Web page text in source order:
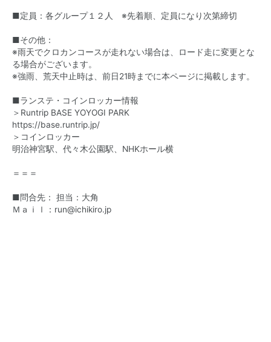
■定員：各グループ１２人 ※先着順、定員になり次第締切
■その他：
※雨天でクロカンコースが走れない場合は、ロード走に変更とな
る場合がございます。
※強雨、荒天中止時は、前日21時までに本ページに掲載します。
■ランステ・コインロッカー情報
＞Runtrip BASE YOYOGI PARK
https://base.runtrip.jp/
＞コインロッカー
明治神宮駅
代々木公園駅 NHKホール横
＝＝＝
■問合先： 担当：大角
Ｍａｉｌ： run@ichikiro.jp